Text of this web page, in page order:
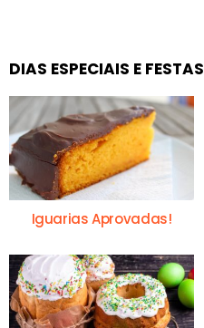
DIAS ESPECIAIS E FESTAS
Iguarias Aprovadas!